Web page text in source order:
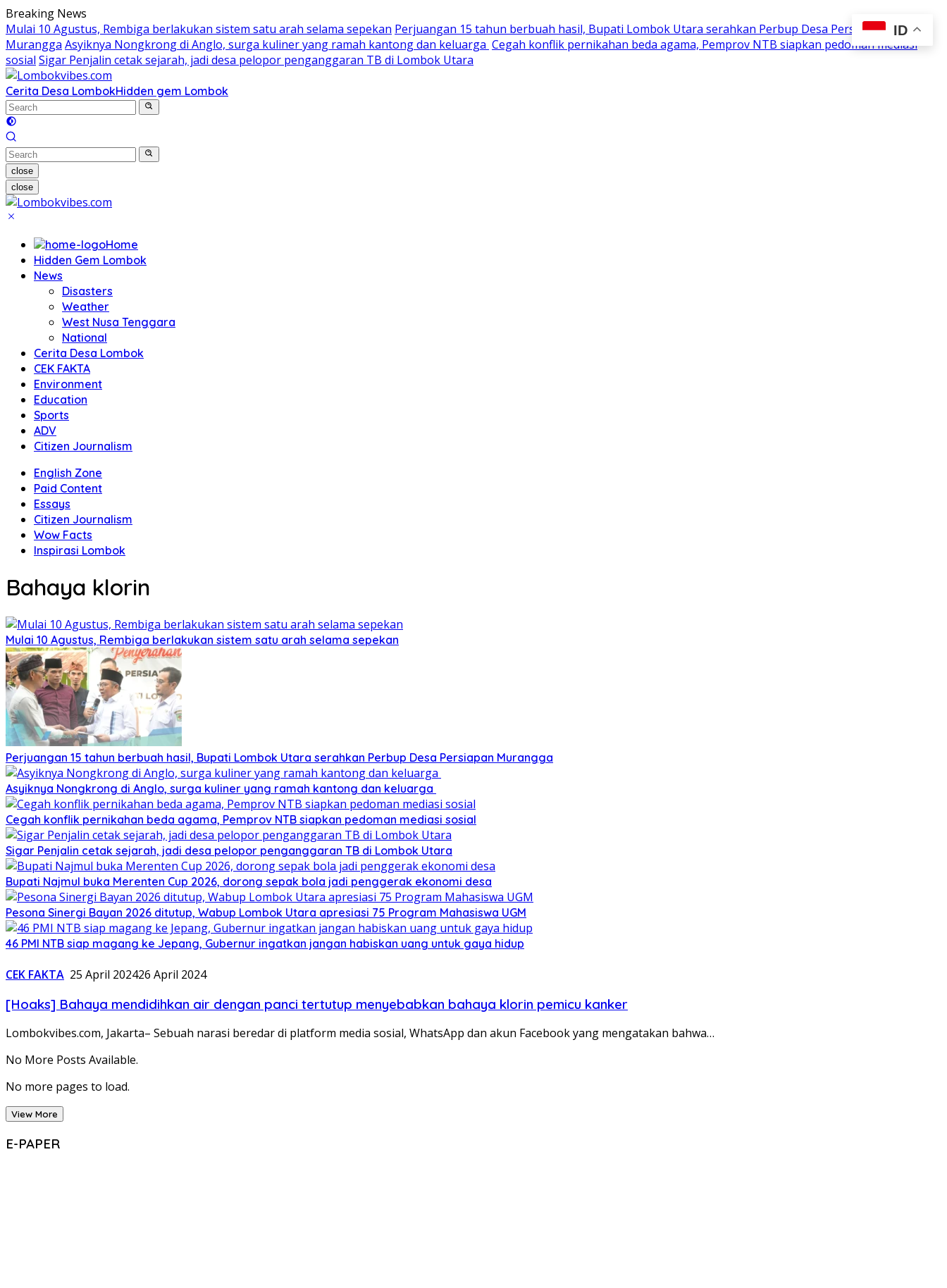
Skip
to
content
Breaking News
Mulai 10 Agustus, Rembiga berlakukan sistem satu arah selama sepekan Perjuangan 15 tahun berbuah hasil, Bupati Lombok Utara serahkan Perbup Desa Persiapan
Murangga Asyiknya Nongkrong di Anglo, surga kuliner yang ramah kantong dan keluarga Cegah konflik pernikahan beda agama, Pemprov NTB siapkan pedoman mediasi
sosial Sigar Penjalin cetak sejarah, jadi desa pelopor penganggaran TB di Lombok Utara
Cerita Desa LombokHidden gem Lombok
close
close
Home
Hidden Gem Lombok
News
Disasters
Weather
West Nusa Tenggara
National
Cerita Desa Lombok
CEK FAKTA
Environment
Education
Sports
ADV
Citizen Journalism
English Zone
Paid Content
Essays
Citizen Journalism
Wow Facts
Inspirasi Lombok
Bahaya klorin
Mulai 10 Agustus, Rembiga berlakukan sistem satu arah selama sepekan
Perjuangan 15 tahun berbuah hasil, Bupati Lombok Utara serahkan Perbup Desa Persiapan Murangga
Asyiknya Nongkrong di Anglo, surga kuliner yang ramah kantong dan keluarga
Cegah konflik pernikahan beda agama, Pemprov NTB siapkan pedoman mediasi sosial
Sigar Penjalin cetak sejarah, jadi desa pelopor penganggaran TB di Lombok Utara
Bupati Najmul buka Merenten Cup 2026, dorong sepak bola jadi penggerak ekonomi desa
Pesona Sinergi Bayan 2026 ditutup, Wabup Lombok Utara apresiasi 75 Program Mahasiswa UGM
46 PMI NTB siap magang ke Jepang, Gubernur ingatkan jangan habiskan uang untuk gaya hidup
CEK FAKTA 25 April 202426 April 2024
[Hoaks] Bahaya mendidihkan air dengan panci tertutup menyebabkan bahaya klorin pemicu kanker
Lombokvibes.com, Jakarta– Sebuah narasi beredar di platform media sosial, WhatsApp dan akun Facebook yang mengatakan bahwa…
No More Posts Available.
No more pages to load.
View More
E-PAPER
ID